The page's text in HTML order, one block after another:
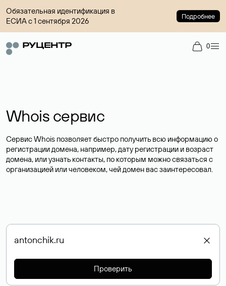
Обязательная идентификация в
ЕСИА с 1 сентября 2026
Подробнее
0
Whois сервис
Сервис Whois позволяет быстро получить всю информацию о
регистрации домена, например, дату регистрации и возраст
домена, или узнать контакты, по которым можно связаться с
организацией или человеком, чей домен вас заинтересовал.
Проверить